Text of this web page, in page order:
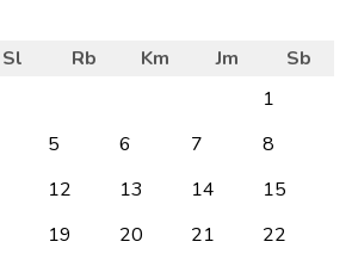
Sl Rb Km Jm
Sb
1
5 6 7
8
12 13 14
15
19 20 21
22